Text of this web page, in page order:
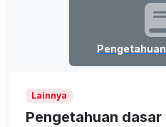
Lainnya
Pengetahuan